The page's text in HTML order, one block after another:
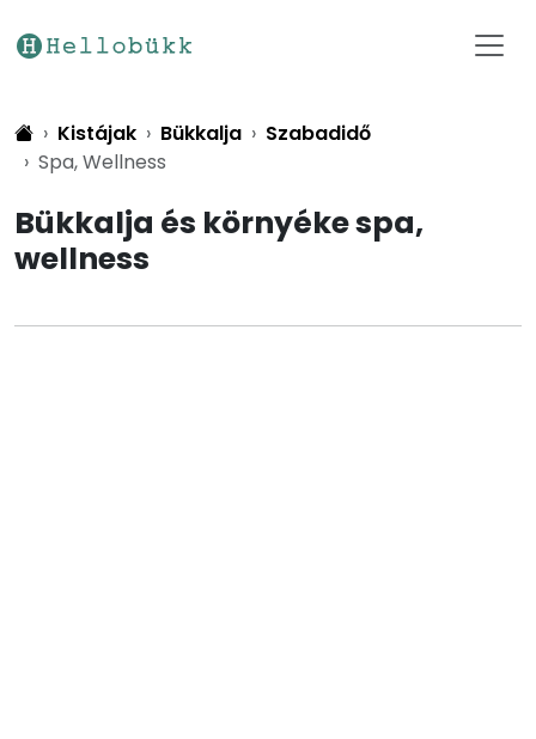
Kistájak Bükkalja
Szabadidő
Spa, Wellness
Bükkalja és környéke spa,
wellness